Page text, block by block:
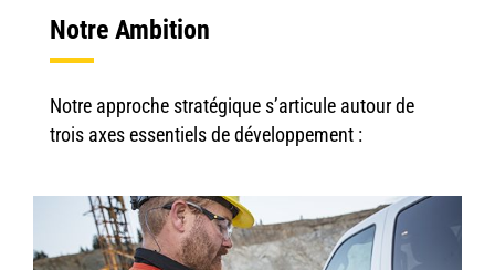
Notre Ambition
Notre approche stratégique s’articule autour de
trois axes essentiels de développement :